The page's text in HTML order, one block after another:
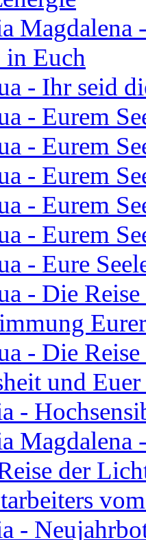
Magdalena
in Euch
- Ihr seid
- Eurem
- Eurem
- Eurem
- Eurem
- Eurem
- Eure
- Die
- Die
und
-
Magdalena
der
-